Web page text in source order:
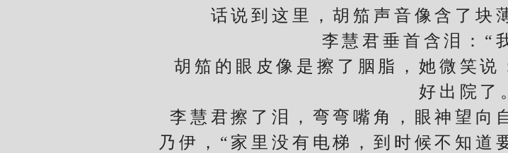
话说到这里，胡笳声音像含了块薄
李慧君垂首含泪：“我
胡笳的眼皮像是擦了胭脂，她微笑说
好出院了
李慧君擦了泪，弯弯嘴角，眼神望向
乃伊，“家里没有电梯，到时候不知道